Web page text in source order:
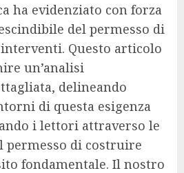
ha evidenziato con forza
del permesso di
Questo articolo
un’analisi
delineando
di questa esigenza
i lettori attraverso le
di costruire
fondamentale. Il nostro